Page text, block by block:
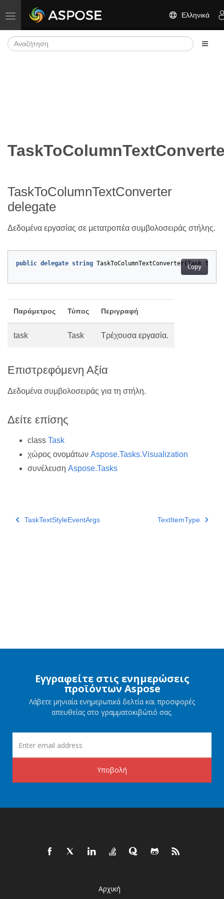
Εναλλαγή πλοήγησης Ελληνικά
TaskToColumnTextConverter
delegate
Δεδομένα εργασίας σε μετατροπέα συμβολοσειράς στήλης.
Copy
public delegate string TaskToColumnTextConverter(Task task
Παράμετρος Τύπος Περιγραφή
task Task Τρέχουσα εργασία.
Επιστρεφόμενη Αξία
Δεδομένα συμβολοσειράς για τη στήλη.
Δείτε επίσης
class Task
χώρος ονομάτων Aspose.Tasks.Visualization
συνέλευση Aspose.Tasks
TaskTextStyleEventArgs TextItemType
Εγγραφείτε στις ενημερώσεις
προϊόντων Aspose
Λάβετε μηνιαία ενημερωτικά δελτία και προσφορές
απευθείας στο γραμματοκιβώτιό σας.
Υποβολή
Αρχική